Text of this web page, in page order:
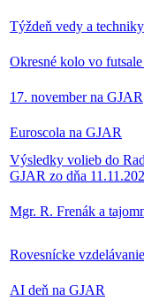
Týždeň vedy a techniky
Okresné kolo vo
17. november na GJAR
Euroscola na GJAR
Výsledky volieb do
GJAR zo dňa
Mgr. R. Frenák a
Rovesnícke
AI deň na GJAR